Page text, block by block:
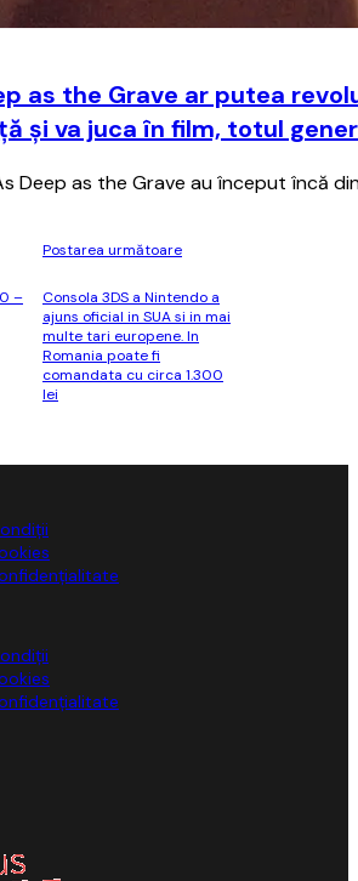
as the Grave ar putea
şi va juca în film, totul
Deep as the Grave au început încă
–
Postarea următoare
Consola 3DS a Nintendo a
ajuns oficial in SUA si in mai
multe tari europene. In
Romania poate fi
comandata cu circa 1.300
lei